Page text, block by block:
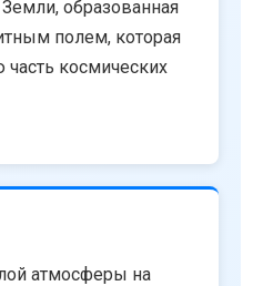
образованная
полем, которая
космических
атмосферы на